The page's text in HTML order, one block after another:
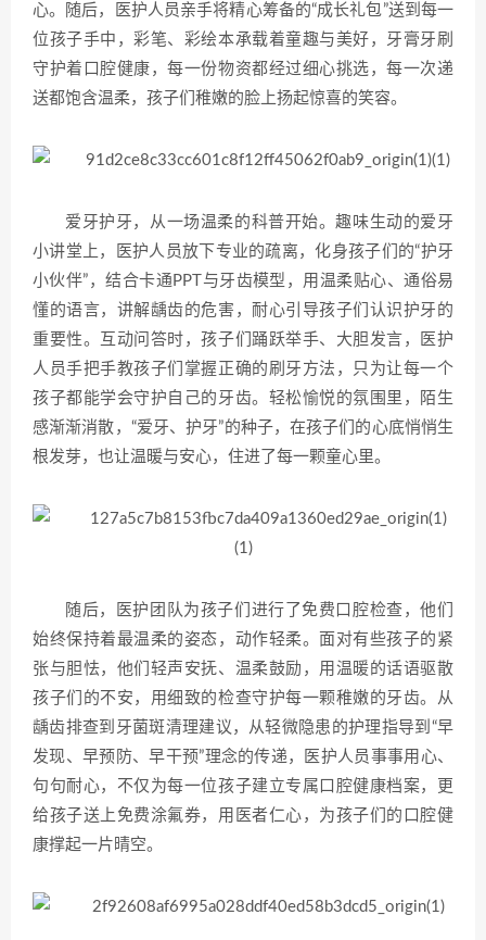
心。随后，医护人员亲手将精心筹备的“成长礼包”送到每一
位孩子手中，彩笔、彩绘本承载着童趣与美好，牙膏牙刷
守护着口腔健康，每一份物资都经过细心挑选，每一次递
送都饱含温柔，孩子们稚嫩的脸上扬起惊喜的笑容。
爱牙护牙，从一场温柔的科普开始。趣味生动的爱牙
小讲堂上，医护人员放下专业的疏离，化身孩子们的“护牙
小伙伴”，结合卡通PPT与牙齿模型，用温柔贴心、通俗易
懂的语言，讲解龋齿的危害，耐心引导孩子们认识护牙的
重要性。互动问答时，孩子们踊跃举手、大胆发言，医护
人员手把手教孩子们掌握正确的刷牙方法，只为让每一个
孩子都能学会守护自己的牙齿。轻松愉悦的氛围里，陌生
感渐渐消散，“爱牙、护牙”的种子，在孩子们的心底悄悄生
根发芽，也让温暖与安心，住进了每一颗童心里。
随后，医护团队为孩子们进行了免费口腔检查，他们
始终保持着最温柔的姿态，动作轻柔。面对有些孩子的紧
张与胆怯，他们轻声安抚、温柔鼓励，用温暖的话语驱散
孩子们的不安，用细致的检查守护每一颗稚嫩的牙齿。从
龋齿排查到牙菌斑清理建议，从轻微隐患的护理指导到“早
发现、早预防、早干预”理念的传递，医护人员事事用心、
句句耐心，不仅为每一位孩子建立专属口腔健康档案，更
给孩子送上免费涂氟券，用医者仁心，为孩子们的口腔健
康撑起一片晴空。